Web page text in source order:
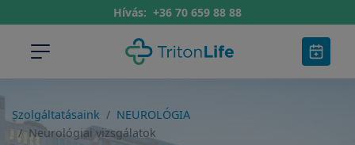
Hívás: +36 70 659 88 88
Szolgáltatásaink
NEUROLÓGIA
Neurológiai vizsgálatok